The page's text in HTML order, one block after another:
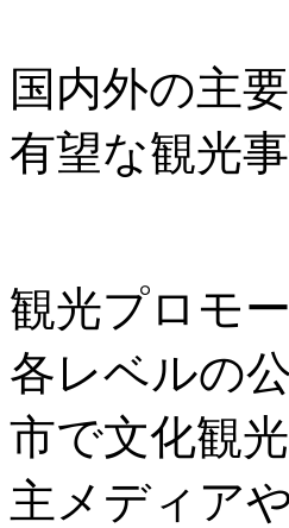
国内外の主
有望な観光
観光プロモ
各レベルの
市で文化観
主メディア